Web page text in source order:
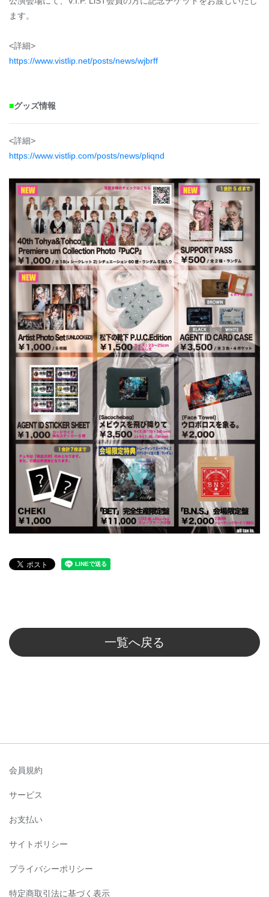
ます。
<詳細>
https://www.vistlip.net/posts/news/wjbrff
■グッズ情報
<詳細>
https://www.vistlip.com/posts/news/pliqnd
一覧へ戻る
会員規約
サービス
お支払い
サイトポリシー
プライバシーポリシー
特定商取引法に基づく表示